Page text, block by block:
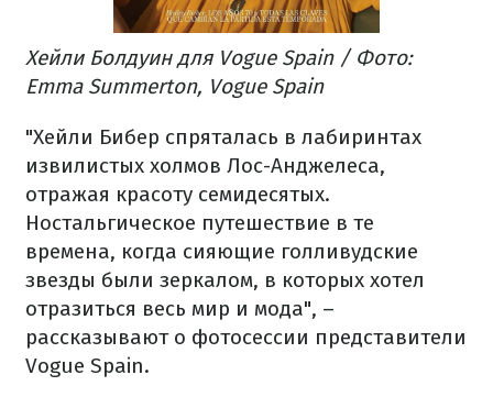
Хейли Болдуин для Vogue Spain / Фото:
Emma Summerton, Vogue Spain
"Хейли Бибер спряталась в лабиринтах
извилистых холмов Лос-Анджелеса,
отражая красоту семидесятых.
Ностальгическое путешествие в те
времена, когда сияющие голливудские
звезды были зеркалом, в которых хотел
отразиться весь мир и мода", –
рассказывают о фотосессии представители
Vogue Spain.